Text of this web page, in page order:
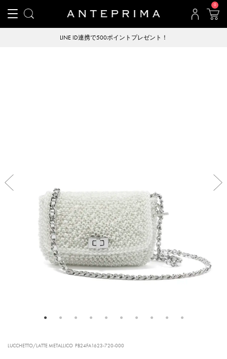
0
LINE ID連携で500ポイントプレゼント！
LUCCHETTO/LATTE METALLICO PB24FA1623-720-000